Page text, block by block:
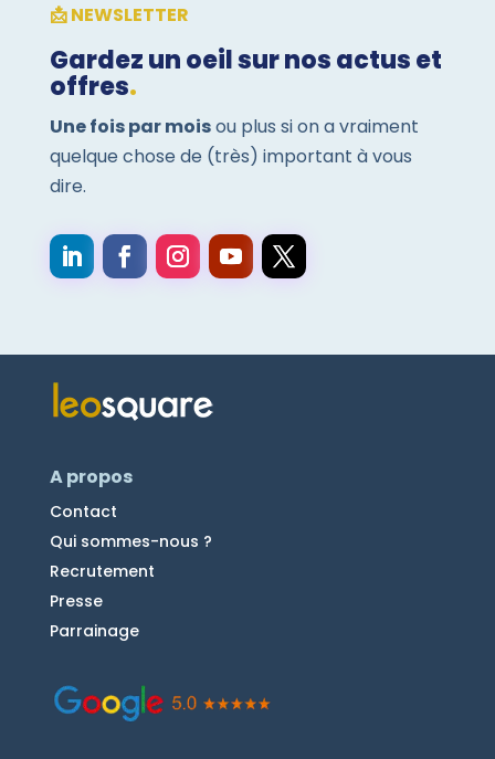
📩 NEWSLETTER
Gardez un oeil sur nos actus et
offres.
Une fois par moisou plus si on a vraiment
quelque chose de (très) important à vous
dire.
A propos
Contact
Qui sommes-nous ?
Recrutement
Presse
Parrainage